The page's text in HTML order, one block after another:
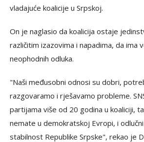
vladajuće koalicije u Srpskoj.
On je naglasio da koalicija ostaje
različitim izazovima i napadima, da ima
neophodnih odluka.
"Naši međusobni odnosi su dobri,
razgovaramo i rješavamo probleme.
partijama više od 20 godina u koaliciji,
nemate u demokratskoj Evropi, i
stabilnost Republike Srpske", rekao je